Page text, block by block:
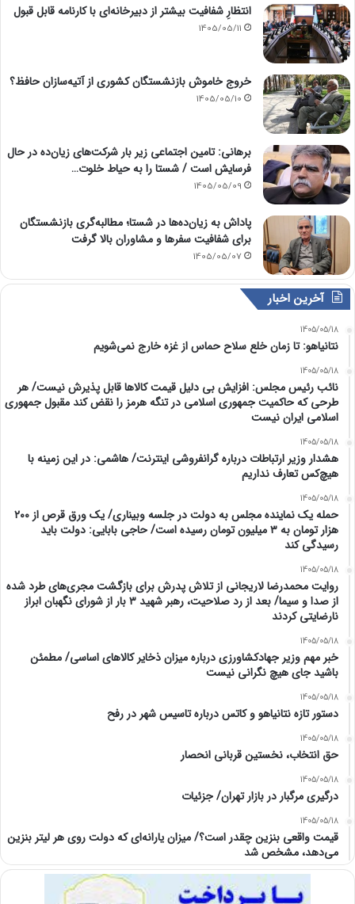
انتظارِ شفافیت بیشتر از دبیرخانه‌ای با کارنامه قابل قبول
1405/05/11
خروج خاموش بازنشستگان کشوری از آتیه‌سازان حافظ؟
1405/05/10
برهانی: تامین اجتماعی زیر بار شرکت‌های زیان‌ده در حال
فرسایش است / شستا را به حیاط خلوت…
1405/05/09
پاداش به زیان‌ده‌ها در شستا؛ مطالبه‌گری بازنشستگان
برای شفافیت سفرها و مشاوران بالا گرفت
1405/05/07
آخرین اخبار
1405/05/18
نتانیاهو: تا زمان خلع سلاح حماس از غزه خارج نمی‌شویم
1405/05/18
نائب رئیس مجلس: افزایش بی دلیل قیمت کالاها قابل پذیرش نیست/ هر
طرحی که حاکمیت جمهوری اسلامی در تنگه هرمز را نقض کند مقبول جمهوری
اسلامی ایران نیست
1405/05/18
هشدار وزیر ارتباطات درباره گرانفروشی اینترنت/ هاشمی: در این زمینه با
هیچ‌کس تعارف نداریم
1405/05/18
حمله یک نماینده مجلس به دولت در جلسه وبیناری/ یک ورق قرص از ۲۰۰
هزار تومان به ۳ میلیون تومان رسیده است/ حاجی بابایی: دولت باید
رسیدگی کند
1405/05/18
روایت محمدرضا لاریجانی از تلاش پدرش برای بازگشت مجری‌های طرد شده
از صدا و سیما/ بعد از رد صلاحیت، رهبر شهید ۳ بار از شورای نگهبان ابراز
نارضایتی کردند
1405/05/18
خبر مهم وزیر جهادکشاورزی درباره میزان ذخایر کالاهای اساسی/ مطمئن
باشید جای هیچ نگرانی نیست
1405/05/18
دستور تازه نتانیاهو و کاتس درباره تاسیس شهر در رفح
1405/05/18
حق انتخاب، نخستین قربانی انحصار
1405/05/18
درگیری مرگبار در بازار تهران/ جزئیات
1405/05/18
قیمت واقعی بنزین چقدر است؟/ میزان یارانه‌ای که دولت روی هر لیتر بنزین
می‌دهد، مشخص شد